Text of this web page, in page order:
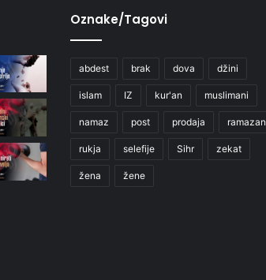
Oznake/Tagovi
abdest brak dova džini
islam IZ kur'an muslimani
namaz post prodaja ramazan
rukja selefije Sihr zekat
žena žene